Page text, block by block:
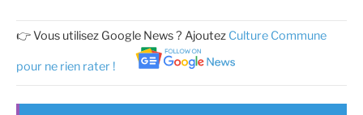
👉 Vous utilisez Google News ? Ajoutez Culture Commune
pour ne rien rater !